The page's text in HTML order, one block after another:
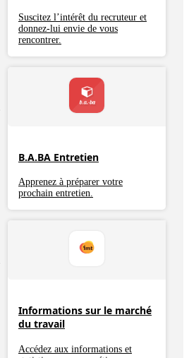
Suscitez l’intérêt du recruteur et
donnez-lui envie de vous
rencontrer.
B.A.BA Entretien
Apprenez à préparer votre
prochain entretien.
Informations sur le marché
du travail
Accédez aux informations et